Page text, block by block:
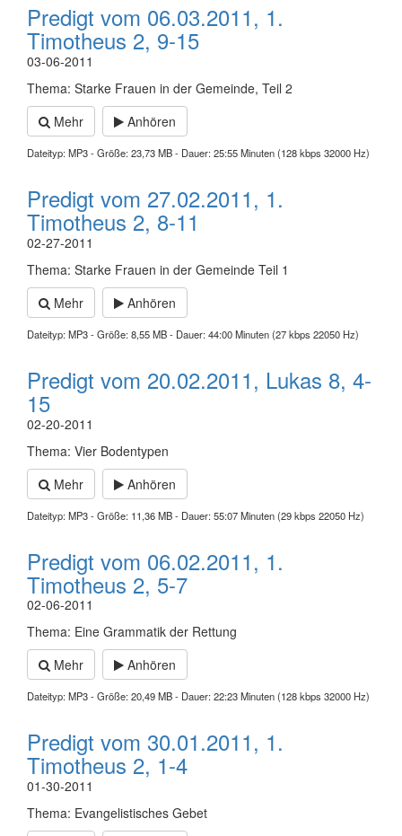
Predigt vom 06.03.2011, 1.
Timotheus 2, 9-15
03-06-2011
Thema: Starke Frauen in der Gemeinde, Teil 2
Mehr
Anhören
Dateityp: MP3 - Größe: 23,73 MB - Dauer: 25:55 Minuten (128 kbps 32000 Hz)
Predigt vom 27.02.2011, 1.
Timotheus 2, 8-11
02-27-2011
Thema: Starke Frauen in der Gemeinde Teil 1
Mehr
Anhören
Dateityp: MP3 - Größe: 8,55 MB - Dauer: 44:00 Minuten (27 kbps 22050 Hz)
Predigt vom 20.02.2011, Lukas 8, 4-
15
02-20-2011
Thema: Vier Bodentypen
Mehr
Anhören
Dateityp: MP3 - Größe: 11,36 MB - Dauer: 55:07 Minuten (29 kbps 22050 Hz)
Predigt vom 06.02.2011, 1.
Timotheus 2, 5-7
02-06-2011
Thema: Eine Grammatik der Rettung
Mehr
Anhören
Dateityp: MP3 - Größe: 20,49 MB - Dauer: 22:23 Minuten (128 kbps 32000 Hz)
Predigt vom 30.01.2011, 1.
Timotheus 2, 1-4
01-30-2011
Thema: Evangelistisches Gebet